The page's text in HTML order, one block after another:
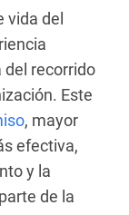
vida del
del recorrido
Este
, mayor
efectiva,
y la
de la